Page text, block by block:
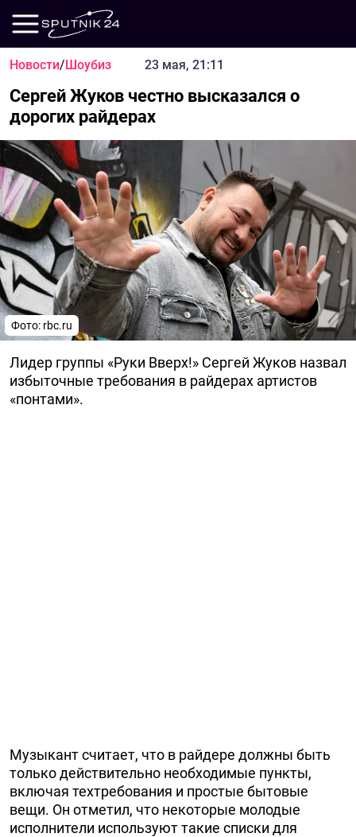
Новости/Шоубиз 23 мая, 21:11
Сергей Жуков честно высказался о
дорогих райдерах
Фото: rbc.ru
Лидер группы «Руки Вверх!» Сергей Жуков назвал
избыточные требования в райдерах артистов
«понтами».
Музыкант считает, что в райдере должны быть
только действительно необходимые пункты,
включая техтребования и простые бытовые
вещи. Он отметил, что некоторые молодые
исполнители используют такие списки для